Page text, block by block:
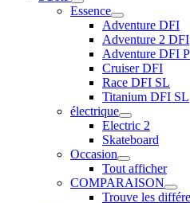
Essence
Adventure DFI
Adventure 2 DFI
Adventure DFI
Cruiser DFI
Race DFI SL
Titanium DFI SL
électrique
Electric 2
Skateboard
Occasion
Tout afficher
COMPARAISON
Trouve les